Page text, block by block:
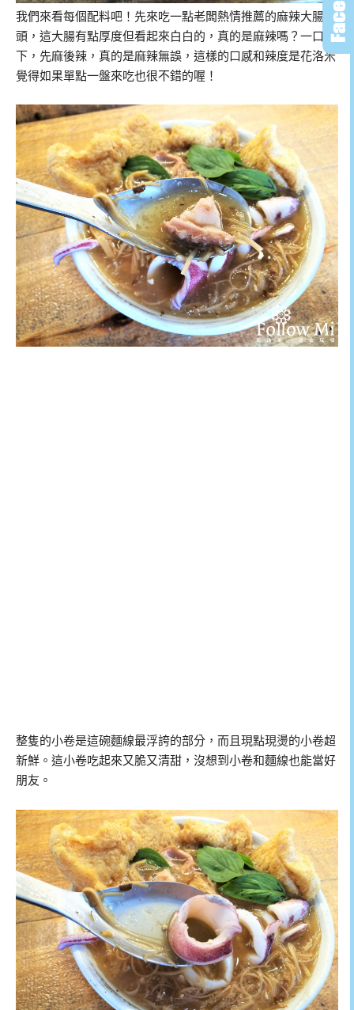
我們來看每個配料吧！先來吃一點老闆熱情推薦的麻辣大腸
頭，這大腸有點厚度但看起來白白的，真的是麻辣嗎？一口咬
下，先麻後辣，真的是麻辣無誤，這樣的口感和辣度是花洛米
覺得如果單點一盤來吃也很不錯的喔！
整隻的小卷是這碗麵線最浮誇的部分，而且現點現燙的小卷超
新鮮。這小卷吃起來又脆又清甜，沒想到小卷和麵線也能當好
朋友。